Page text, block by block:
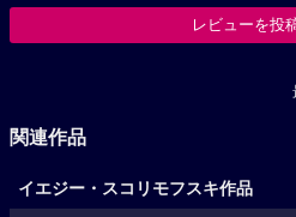
レビューを投
関連作品
イエジー・スコリモフスキ作品